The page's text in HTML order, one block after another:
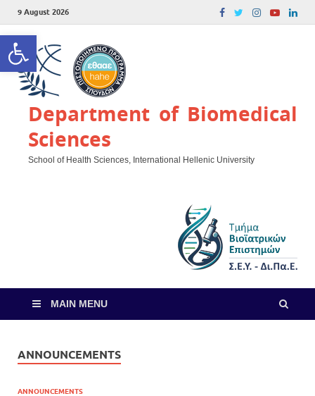
Open toolbar
9 August 2026
Department of Biomedical
Sciences
School of Health Sciences, International Hellenic University
MAIN MENU
ANNOUNCEMENTS
ANNOUNCEMENTS